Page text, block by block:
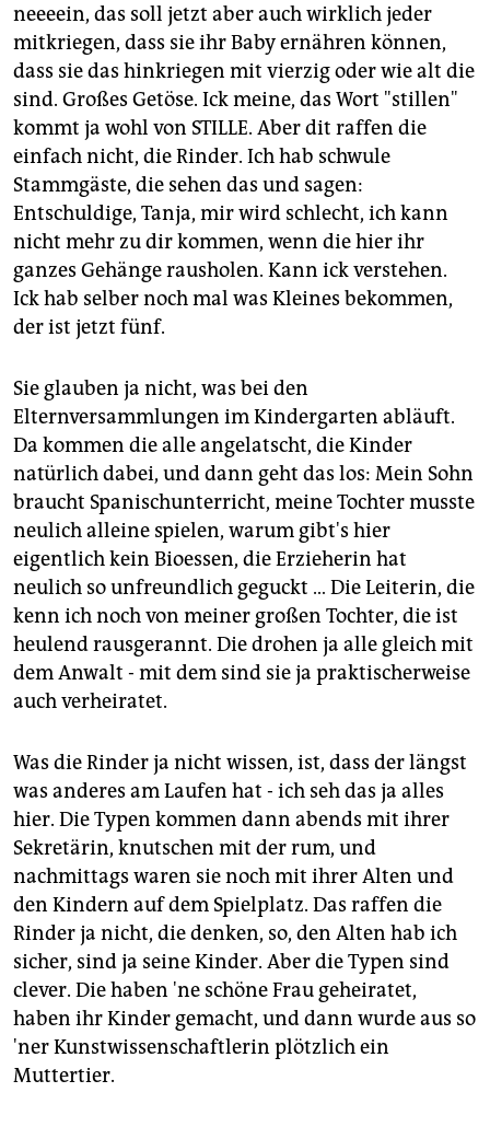
neeeein, das soll jetzt aber auch wirklich jeder
mitkriegen, dass sie ihr Baby ernähren können,
dass sie das hinkriegen mit vierzig oder wie alt die
sind. Großes Getöse. Ick meine, das Wort "stillen"
kommt ja wohl von STILLE. Aber dit raffen die
einfach nicht, die Rinder. Ich hab schwule
Stammgäste, die sehen das und sagen:
Entschuldige, Tanja, mir wird schlecht, ich kann
nicht mehr zu dir kommen, wenn die hier ihr
ganzes Gehänge rausholen. Kann ick verstehen.
Ick hab selber noch mal was Kleines bekommen,
der ist jetzt fünf.
Sie glauben ja nicht, was bei den
Elternversammlungen im Kindergarten abläuft.
Da kommen die alle angelatscht, die Kinder
natürlich dabei, und dann geht das los: Mein Sohn
braucht Spanischunterricht, meine Tochter musste
neulich alleine spielen, warum gibt's hier
eigentlich kein Bioessen, die Erzieherin hat
neulich so unfreundlich geguckt … Die Leiterin, die
kenn ich noch von meiner großen Tochter, die ist
heulend rausgerannt. Die drohen ja alle gleich mit
dem Anwalt - mit dem sind sie ja praktischerweise
auch verheiratet.
Was die Rinder ja nicht wissen, ist, dass der längst
was anderes am Laufen hat - ich seh das ja alles
hier. Die Typen kommen dann abends mit ihrer
Sekretärin, knutschen mit der rum, und
nachmittags waren sie noch mit ihrer Alten und
den Kindern auf dem Spielplatz. Das raffen die
Rinder ja nicht, die denken, so, den Alten hab ich
sicher, sind ja seine Kinder. Aber die Typen sind
clever. Die haben 'ne schöne Frau geheiratet,
haben ihr Kinder gemacht, und dann wurde aus so
'ner Kunstwissenschaftlerin plötzlich ein
Muttertier.